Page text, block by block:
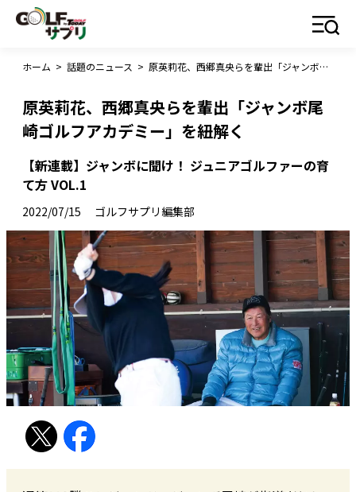
ホーム > 話題のニュース > 原英莉花、西郷真央らを輩出「ジャンボ尾崎ゴルフアカデミー」を紐解く
原英莉花、西郷真央らを輩出「ジャンボ尾
崎ゴルフアカデミー」を紐解く
【新連載】ジャンボに聞け！ ジュニアゴルファーの育
て方 VOL.1
2022/07/15 ゴルフサプリ編集部